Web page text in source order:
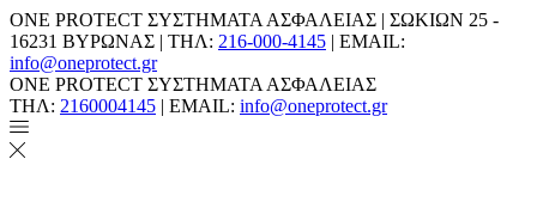
ONE PROTECT ΣΥΣΤΗΜΑΤΑ ΑΣΦΑΛΕΙΑΣ | ΣΩΚΙΩΝ 25 -
16231 ΒΥΡΩΝΑΣ | ΤΗΛ: 216-000-4145 | EMAIL:
info@oneprotect.gr
ONE PROTECT ΣΥΣΤΗΜΑΤΑ ΑΣΦΑΛΕΙΑΣ
ΤΗΛ: 2160004145 | EMAIL: info@oneprotect.gr